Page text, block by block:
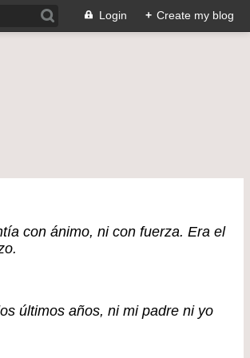
Login + Create my blog
con ánimo, ni con fuerza. Era el
últimos años, ni mi padre ni yo